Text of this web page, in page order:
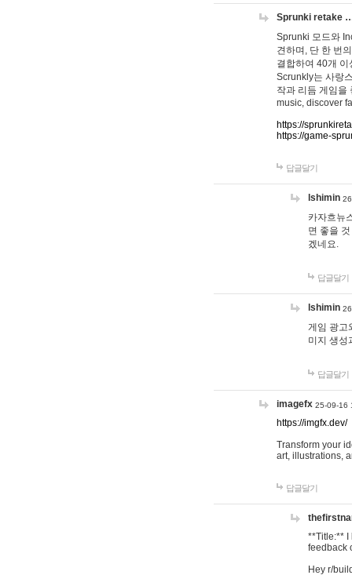
Sprunki retake
Sprunki 모드와
견하며, 단 한 번
결합하여 40개
Scrunkly는 사랑
작과 리듬 게임을
music, discover
https://
https://game-
답글달기
lshimin
카자흐뉴
면 좋을
겠네요.
답글달기
lshimin
게임 광고
미지 생성
답글달기
imagefx 25-09-16
https://imgfx.dev/
Transform your
art, illustrations,
답글달기
**Title:** I
feedback
Hey r/